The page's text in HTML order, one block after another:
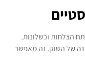
הצלחות וכשלונות.
של השוק. זה מאפשר